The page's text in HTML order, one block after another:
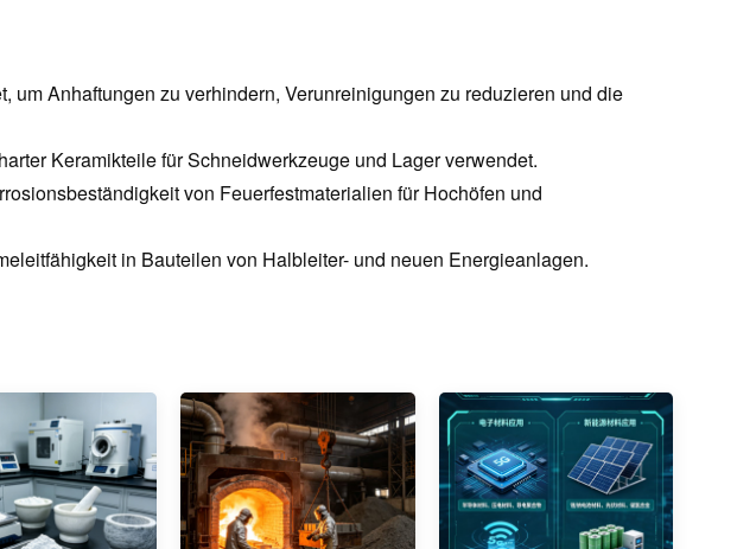
um Anhaftungen zu verhindern, Verunreinigungen zu reduzieren und die
Keramikteile für Schneidwerkzeuge und Lager verwendet.
von Feuerfestmaterialien für Hochöfen und
in Bauteilen von Halbleiter- und neuen Energieanlagen.